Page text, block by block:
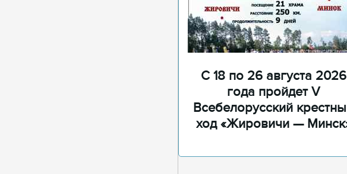
С 18 по 26 августа 2026
года пройдет V
Всебелорусский
ход «Жировичи —